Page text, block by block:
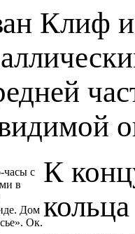
Клиф
часы с
в
Дом
Ок.
К